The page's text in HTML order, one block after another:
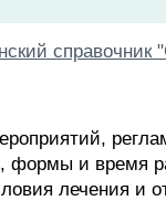
справочник
формы и время
лечения и